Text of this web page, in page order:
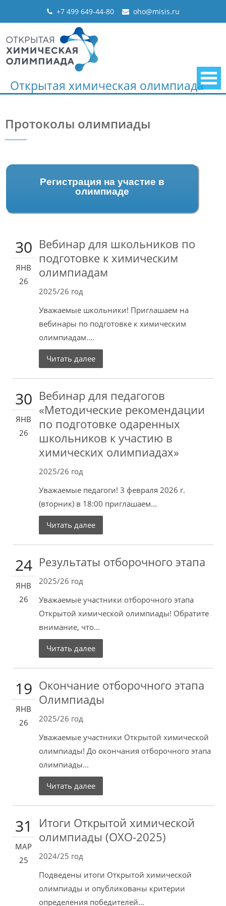
+7 499 649-44-80 oho@misis.ru
Открытая химическая олимпиада
Протоколы олимпиады
Регистрация на участие в
олимпиаде
30
ЯНВ
26
Вебинар для школьников по
подготовке к химическим
олимпиадам
2025/26 год
Уважаемые школьники! Приглашаем на
вебинары по подготовке к химическим
олимпиадам....
Читать далее
30
ЯНВ
26
Вебинар для педагогов
«Методические рекомендации
по подготовке одаренных
школьников к участию в
химических олимпиадах»
2025/26 год
Уважаемые педагоги! 3 февраля 2026 г.
(вторник) в 18:00 приглашаем...
Читать далее
24
ЯНВ
26
Результаты отборочного этапа
2025/26 год
Уважаемые участники отборочного этапа
Открытой химической олимпиады! Обратите
внимание, что...
Читать далее
19
ЯНВ
26
Окончание отборочного этапа
Олимпиады
2025/26 год
Уважаемые участники Открытой химической
олимпиады! До окончания отборочного этапа
олимпиады...
Читать далее
31
МАР
25
Итоги Открытой химической
олимпиады (ОХО-2025)
2024/25 год
Подведены итоги Открытой химической
олимпиады и опубликованы критерии
определения победителей...